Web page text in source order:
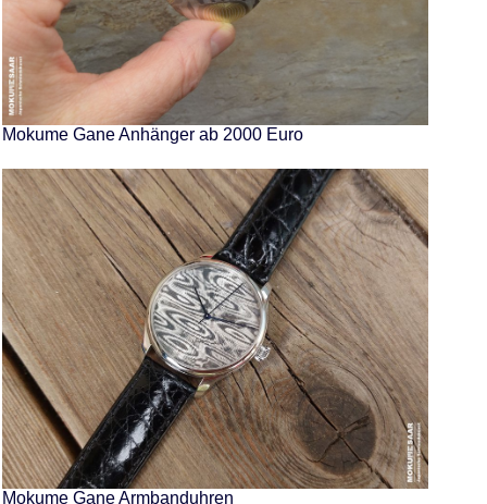
Mokume Gane Anhänger ab 2000 Euro
Mokume Gane Armbanduhren